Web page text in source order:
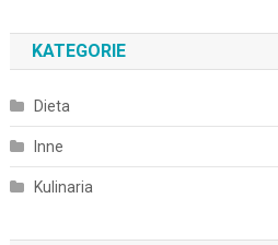
KATEGORIE
Dieta
Inne
Kulinaria